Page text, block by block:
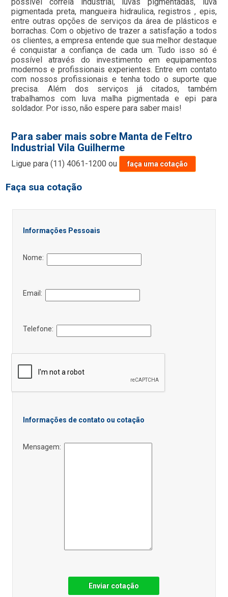
pigmentada preta, mangueira hidraulica, registros , epis,
entre outras opções de serviços da área de plásticos e
borrachas. Com o objetivo de trazer a satisfação a todos
os clientes, a empresa entende que sua melhor destaque
é conquistar a confiança de cada um. Tudo isso só é
possível através do investimento em equipamentos
modernos e profissionais experientes. Entre em contato
com nossos profissionais e tenha todo o suporte que
precisa. Além dos serviços já citados, também
trabalhamos com luva malha pigmentada e epi para
soldador. Por isso, não espere para saber mais!
Para saber mais sobre Manta de Feltro
Industrial Vila Guilherme
Ligue para(11) 4061-1200 ou faça uma cotação
Faça sua cotação
Informações Pessoais
Nome:
Email:
Telefone:
Informações de contato ou cotação
Mensagem:
Enviar cotação